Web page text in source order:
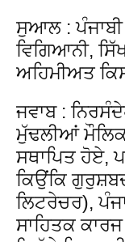
ਸੁਆਲ : ਪੰਜਾਬੀ
ਵਿਗਿਆਨੀ,
ਅਹਿਮੀਅਤ
ਜਵਾਬ :
ਮੁੱਢਲੀਆਂ
ਸਥਾਪਿਤ ਹੋਏ,
ਕਿਉਂਕਿ
ਲਿਟਰੇਚਰ),
ਸਾਹਿਤਕ